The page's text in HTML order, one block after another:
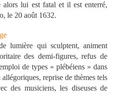
alors lui est fatal et il est enterré,
le 20 août 1632.
lumière qui sculptent, animent
des demi-figures, refus de
de types « plébéiens » dans
reprise de thèmes tels
des musiciens, les diseuses de